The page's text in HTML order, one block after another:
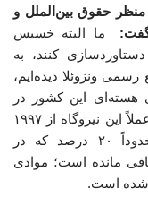
حقوق بین‌الملل و
گفت: ما البته خسیس
کنند، به
ونزوئلا دیده‌ایم،
هسته‌ای این کشور در
اوایل دهه ۹۰ برمی‌گردد و با توجه به اینکه عملاً این نیروگاه از ۱۹۹۷
فعالیت نمی‌کرده، مقداری از اورانیوم حدوداً ۲۰ درصد که در
مانده است؛ موادی
است.